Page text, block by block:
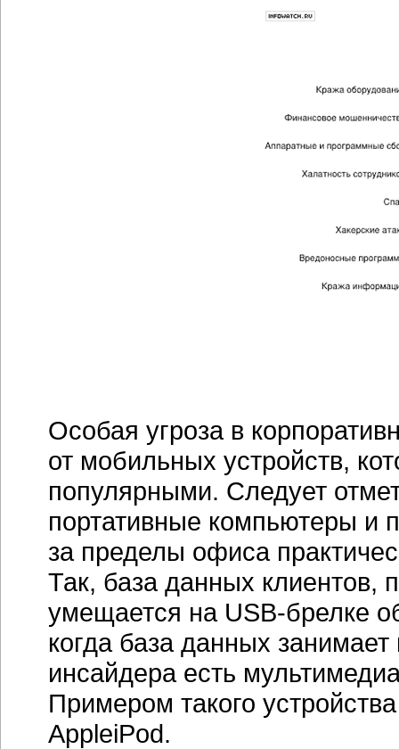
Особая угроза в
от мобильных устройств,
популярными. Следует
портативные компьютеры и
за пределы офиса
Так, база данных клиентов,
умещается на USB-брелке
когда база данных занимает
инсайдера есть
Примером такого
AppleiPod.